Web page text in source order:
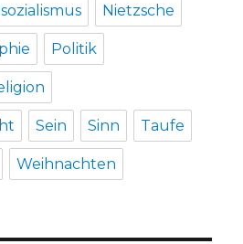
Nietzsche
Politik
Sein Sinn Taufe
Weihnachten